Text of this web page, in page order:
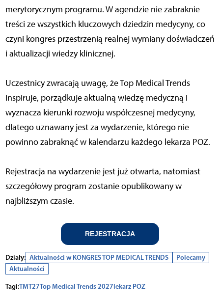
merytorycznym programu. W agendzie nie zabraknie
treści ze wszystkich kluczowych dziedzin medycyny, co
czyni kongres przestrzenią realnej wymiany doświadczeń
i aktualizacji wiedzy klinicznej.
Uczestnicy zwracają uwagę, że Top Medical Trends
inspiruje, porządkuje aktualną wiedzę medyczną i
wyznacza kierunki rozwoju współczesnej medycyny,
dlatego uznawany jest za wydarzenie, którego nie
powinno zabraknąć w kalendarzu każdego lekarza POZ.
Rejestracja na wydarzenie jest już otwarta, natomiast
szczegółowy program zostanie opublikowany w
najbliższym czasie.
REJESTRACJA
Działy: Aktualności w KONGRES TOP MEDICAL TRENDS
Polecamy
Aktualności
Tagi:TMT27Top Medical Trends 2027lekarz POZ